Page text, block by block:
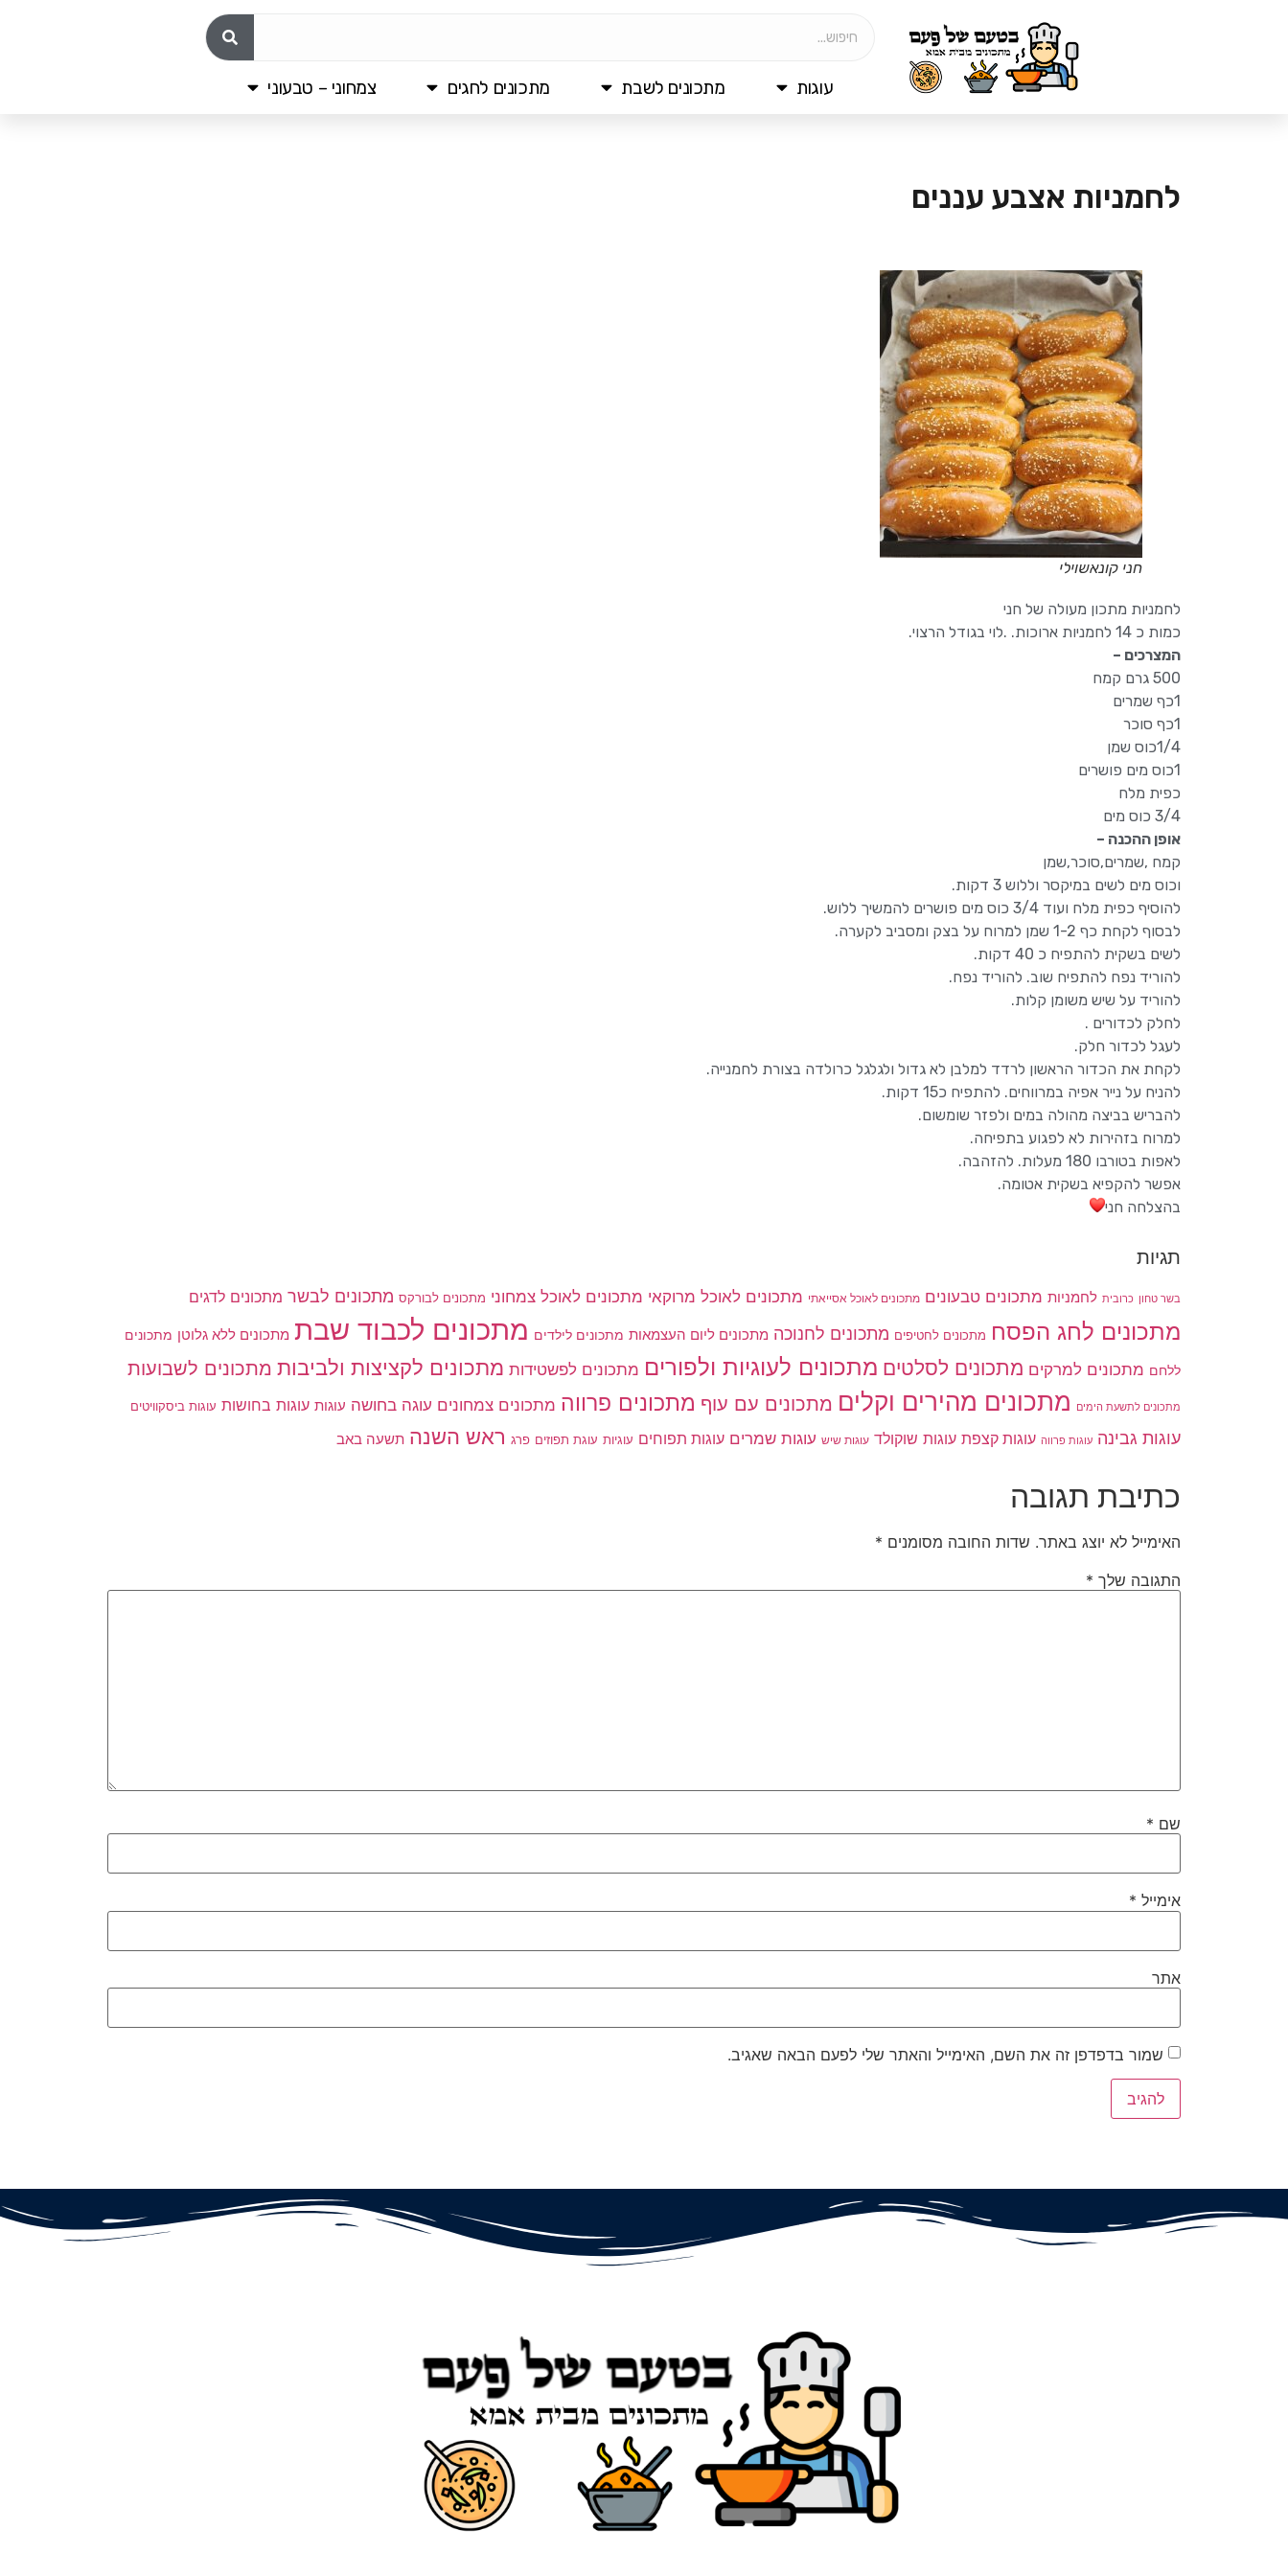
עוגות מתכונים לשבת מתכונים לחגים צמחוני – טבעוני
לחמניות אצבע עננים
חני קונאשוילי
לחמניות מתכון מעולה של חני
כמות כ 14 לחמניות ארוכות. .לוי בגודל הרצוי.
המצרכים –
500 גרם קמח
1כף שמרים
1כף סוכר
1/4כוס שמן
1כוס מים פושרים
כפית מלח
3/4 כוס מים
אופן ההכנה –
קמח ,שמרים,סוכר,שמן
וכוס מים לשים במיקסר וללוש 3 דקות.
להוסיף כפית מלח ועוד 3/4 כוס מים פושרים להמשיך ללוש.
לבסוף לקחת כף 1-2 שמן למרוח על בצק ומסביב לקערה.
לשים בשקית להתפיח כ 40 דקות.
להוריד נפח להתפיח שוב. להוריד נפח.
להוריד על שיש משומן קלות.
לחלק לכדורים .
לעגל לכדור חלק.
לקחת את הכדור הראשון לרדד למלבן לא גדול ולגלגל כרולדה בצורת לחמנייה.
להניח על נייר אפיה במרווחים. להתפיח כ15 דקות.
להבריש בביצה מהולה במים ולפזר שומשום.
למרוח בזהירות לא לפגוע בתפיחה.
לאפות בטורבו 180 מעלות. להזהבה.
אפשר להקפיא בשקית אטומה.
בהצלחה חני
תגיות
בשר טחון כרובית לחמניות מתכונים טבעונים מתכונים לאוכל אסייאתי מתכונים לאוכל מרוקאי מתכונים לאוכל צמחוני מתכונים לבורקס מתכונים לבשר מתכונים לדגים
מתכונים לחג הפסח מתכונים לחטיפים מתכונים לחנוכה מתכונים ליום העצמאות מתכונים לילדים מתכונים לכבוד שבת מתכונים ללא גלוטן מתכונים
ללחם מתכונים למרקים מתכונים לסלטים מתכונים לעוגיות ולפורים מתכונים לפשטידות מתכונים לקציצות ולביבות מתכונים לשבועות
מתכונים לתשעת הימים מתכונים מהירים וקלים מתכונים עם עוף מתכונים פרווה מתכונים צמחונים עוגה בחושה עוגות עוגות בחושות עוגות ביסקוויטים
עוגות גבינה עוגות פרווה עוגות קצפת עוגות שוקולד עוגות שיש עוגות שמרים עוגות תפוחים עוגיות עוגת תפוזים פרג ראש השנה תשעה באב
כתיבת תגובה
האימייל לא יוצג באתר. שדות החובה מסומנים *
התגובה שלך *
שם *
אימייל *
אתר
שמור בדפדפן זה את השם, האימייל והאתר שלי לפעם הבאה שאגיב.